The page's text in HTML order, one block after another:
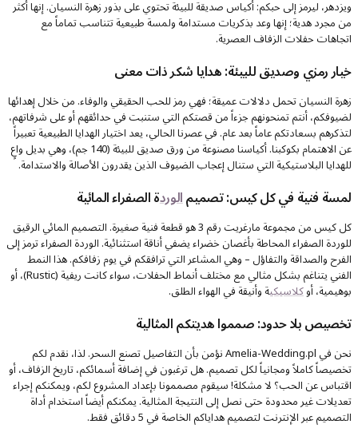
ويزدهر، ليرمز إلى حبكم: أكياس صديقة للبيئة تحتوي على بذور زهرة النسيان. إنها أكثر
من مجرد هدية؛ إنها وعد بذكريات مستدامة ولمسة طبيعية تتناسب تماماً مع
اتجاهات حفلات الزفاف العصرية.
خيار رمزي وصديق للبيئة: هدايا شكر ذات معنى
زهرة النسيان تحمل دلالات عميقة؛ فهي رمز للحب الحقيقي والوفاء. من خلال إهدائها
لضيوفكم، أنتم تمنحونهم جزءاً من قصتكم التي ستنبت في حدائقهم أو على شرفاتهم،
لتذكرهم بسعادتكم عاماً بعد عام. في عصرنا الحالي، يعد اختيار الهدايا الطبيعية تعبيراً
عن الاهتمام بكوكبنا. أكياسنا مصنوعة من ورق صديق للبيئة (140 جم)، وهي بديل واعٍ
للهدايا البلاستيكية التي ستنال إعجاب الضيوف الذين يقدرون الأصالة والاستدامة.
لمسة فنية في كل كيس: تصميمالوردة الصفراء المائية
كل كيس من مجموعة مارغريت رقم 3 هو قطعة فنية صغيرة. التصميم المائي الرقيق
للوردة الصفراء المحاطة بأغصان خضراء يضفي أناقة استثنائية. الوردة الصفراء ترمز إلى
الفرح والصداقة والتفاؤل – وهي المشاعر التي ترافقكم في يوم زفافكم. هذا النمط
الفني يتناغم بشكل مثالي مع مختلف أنماط الحفلات، سواء كانت ريفية (Rustic)، أو
بوهيمية، أوكلاسيكية وأنيقة في الهواء الطلق.
تخصيص بلا حدود: صمموا هديتكم المثالية
نحن في Amelia-Wedding.pl نؤمن بأن التفاصيل تصنع السحر. لذا، نقدم لكم
تخصيصاً كاملاً ومجانياً لكل تصميم. هل ترغبون في إضافة أسمائكم، تاريخ الزفاف، أو
اقتباس عن الحب؟ لا مشكلة! سيقوم مصممونا بإعداد المشروع لكم، ويمكنكم إجراء
تعديلات غير محدودة حتى نصل إلى النتيجة المثالية. يمكنكم أيضاً استخدام أداة
التصميم عبر الإنترنت لتصميم هداياكم الخاصة في 5 دقائق فقط.